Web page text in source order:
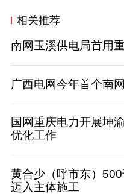
相关推荐
南网玉溪供电局首用
广西电网今年首个南
国网重庆电力开展坤
优化工作
黄合少（呼市东）
迈入主体施工